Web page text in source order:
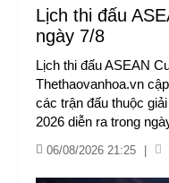
Lịch thi đấu
ngày 7/8
Lịch thi đấu ASEAN
Thethaovanhoa.vn
các trận đấu thuộc
2026 diễn ra trong
06/08/2026 21:25